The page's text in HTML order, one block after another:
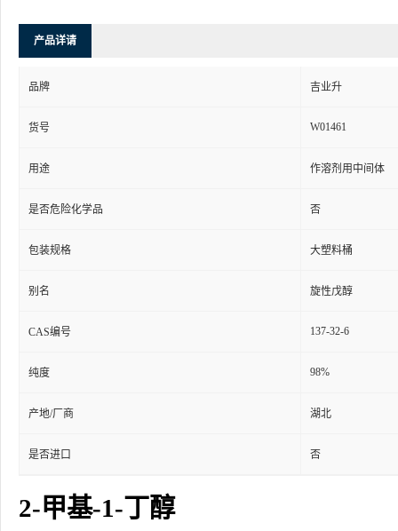
产品详请
品牌 吉业升
货号 W01461
用途 作溶剂用中间体
是否危险化学品 否
包装规格 大塑料桶
别名 旋性戊醇
CAS编号 137-32-6
纯度 98%
产地/厂商 湖北
是否进口 否
2-甲基-1-丁醇